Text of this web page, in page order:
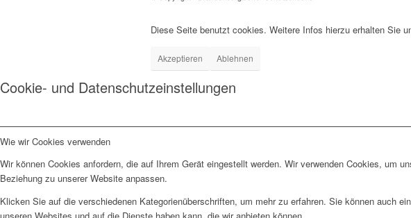
Diese Seite benutzt cookies. Weitere Infos hierzu erhalten Sie
Akzeptieren Ablehnen
Cookie- und Datenschutzeinstellungen
Wie wir Cookies verwenden
Wir können Cookies anfordern, die auf Ihrem Gerät eingestellt werden. Wir verwenden Cookies, um
Beziehung zu unserer Website anpassen.
Klicken Sie auf die verschiedenen Kategorienüberschriften, um mehr zu erfahren. Sie können auch
unseren Websites und auf die Dienste haben kann, die wir anbieten können.